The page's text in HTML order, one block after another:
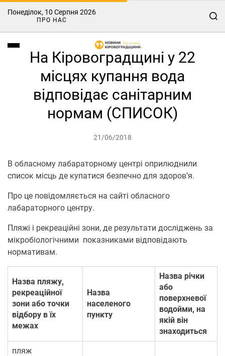
Понеділок, 10 Серпня 2026
ПРО НАС
На Кіровоградщині у 22
місцях купання вода
відповідає санітарним
нормам (СПИСОК)
21/06/2018
В обласному лабараторному центрі оприлюднили
список місць де купатися безпечно для здоров’я.
Про це повідомляється на сайті обласного
лабараторного центру.
Пляжі і рекреаційні зони, де результати досліджень за
мікробіологічними показниками відповідають
нормативам.
Назва пляжу,
рекреаційної
зони або точки
відбору в їх
межах
Назва
населеного
пункту
Назва річки
або
поверхневої
водойми, на
якій він
знаходиться
пляж